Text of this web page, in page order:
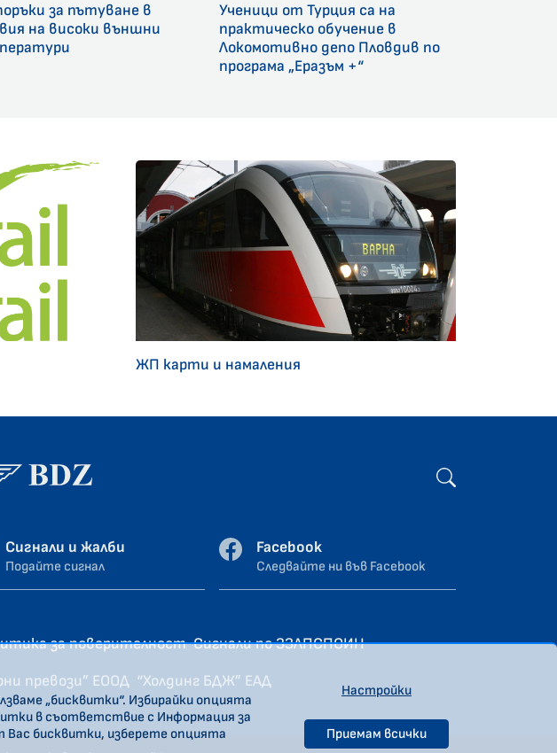
за пътуване в
на високи външни
Ученици от Турция са на
практическо обучение в
Локомотивно депо Пловдив по
програма „Еразъм +“
ЖП карти и намаления
Сигнали и жалби
Подайте сигнал
Facebook
Следвайте ни във Facebook
за поверителност Сигнали по ЗЗЛПСПОИН
превози” ЕООД “Холдинг БДЖ” ЕАД
„бисквитки“. Избирайки опцията
в съответствие с Информация за
Вас бисквитки, изберете опцията
Настройки
Приемам всички